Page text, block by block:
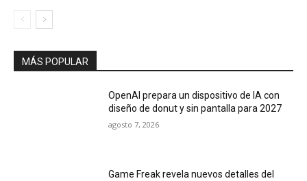
MÁS POPULAR
OpenAI prepara un dispositivo de IA con
diseño de donut y sin pantalla para 2027
agosto 7, 2026
Game Freak revela nuevos detalles del